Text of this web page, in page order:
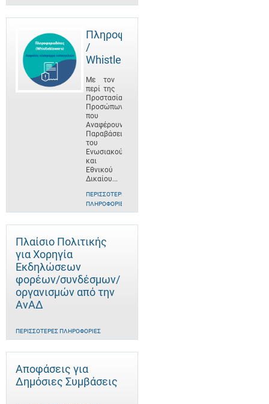
Πληροφοριοδότες
/
Whistleblowers
Με τον
περί της
Προστασίας
Προσώπων
που
Αναφέρουν
Παραβάσεις
του
Ενωσιακού
και
Εθνικού
Δικαίου...
ΠΕΡΙΣΣΌΤΕΡΕΣ
ΠΛΗΡΟΦΟΡΊΕΣ
Πλαίσιο Πολιτικής
για Χορηγία
Εκδηλώσεων
φορέων/συνδέσμων/
οργανισμών από την
ΑνΑΔ
ΠΕΡΙΣΣΌΤΕΡΕΣ ΠΛΗΡΟΦΟΡΊΕΣ
Αποφάσεις για
Δημόσιες Συμβάσεις